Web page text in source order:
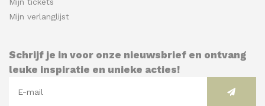
Mijn verlanglijst
Schrijf je in voor onze nieuwsbrief en ontvang
leuke inspiratie en unieke acties!